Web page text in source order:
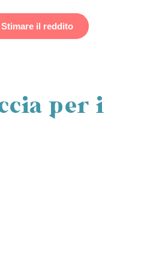
Stimare il reddito
per i